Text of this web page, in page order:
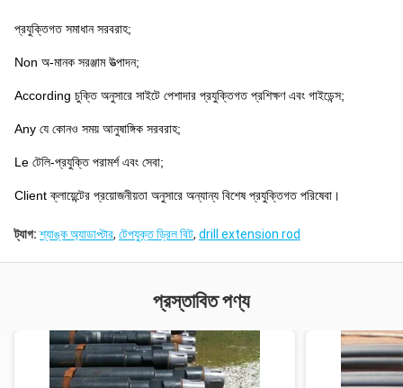
প্রযুক্তিগত সমাধান সরবরাহ;
Non অ-মানক সরঞ্জাম উত্পাদন;
According চুক্তি অনুসারে সাইটে পেশাদার প্রযুক্তিগত প্রশিক্ষণ এবং গাইডেন্স;
Any যে কোনও সময় আনুষাঙ্গিক সরবরাহ;
Le টেলি-প্রযুক্তি পরামর্শ এবং সেবা;
Client ক্লায়েন্টের প্রয়োজনীয়তা অনুসারে অন্যান্য বিশেষ প্রযুক্তিগত পরিষেবা।
ট্যাগ: শ্যাঙ্ক অ্যাডাপ্টার, টেপযুক্ত ড্রিল বিট, drill extension rod
প্রস্তাবিত পণ্য